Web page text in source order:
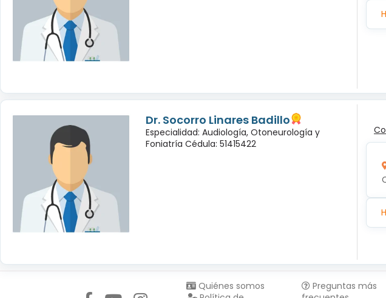
Dr. Socorro Linares Badillo
Especialidad: Audiología, Otoneurología y
Foniatría Cédula: 51415422
Quiénes somos
Preguntas más